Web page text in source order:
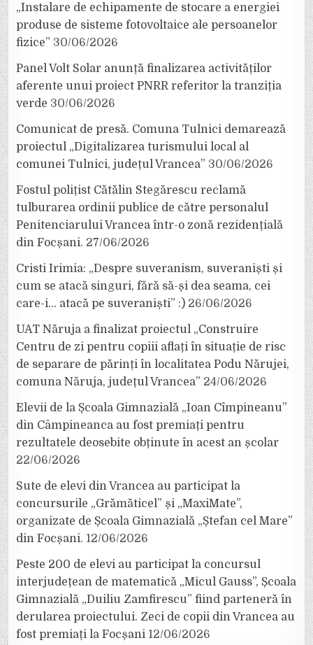
„Instalare de echipamente de stocare a energiei
produse de sisteme fotovoltaice ale persoanelor
fizice” 30/06/2026
Panel Volt Solar anunță finalizarea activităților
aferente unui proiect PNRR referitor la tranziția
verde 30/06/2026
Comunicat de presă. Comuna Tulnici demarează
proiectul „Digitalizarea turismului local al
comunei Tulnici, județul Vrancea” 30/06/2026
Fostul polițist Cătălin Stegărescu reclamă
tulburarea ordinii publice de către personalul
Penitenciarului Vrancea într-o zonă rezidențială
din Focșani. 27/06/2026
Cristi Irimia: „Despre suveranism, suveraniști și
cum se atacă singuri, fără să-și dea seama, cei
care-i… atacă pe suveraniști” :) 26/06/2026
UAT Năruja a finalizat proiectul „Construire
Centru de zi pentru copiii aflați în situație de risc
de separare de părinți în localitatea Podu Nărujei,
comuna Năruja, județul Vrancea” 24/06/2026
Elevii de la Școala Gimnazială „Ioan Cîmpineanu”
din Câmpineanca au fost premiați pentru
rezultatele deosebite obținute în acest an școlar
22/06/2026
Sute de elevi din Vrancea au participat la
concursurile „Grămăticel” și „MaxiMate”,
organizate de Școala Gimnazială „Ștefan cel Mare”
din Focșani. 12/06/2026
Peste 200 de elevi au participat la concursul
interjudețean de matematică „Micul Gauss”, Școala
Gimnazială „Duiliu Zamfirescu” fiind parteneră în
derularea proiectului. Zeci de copii din Vrancea au
fost premiați la Focșani 12/06/2026